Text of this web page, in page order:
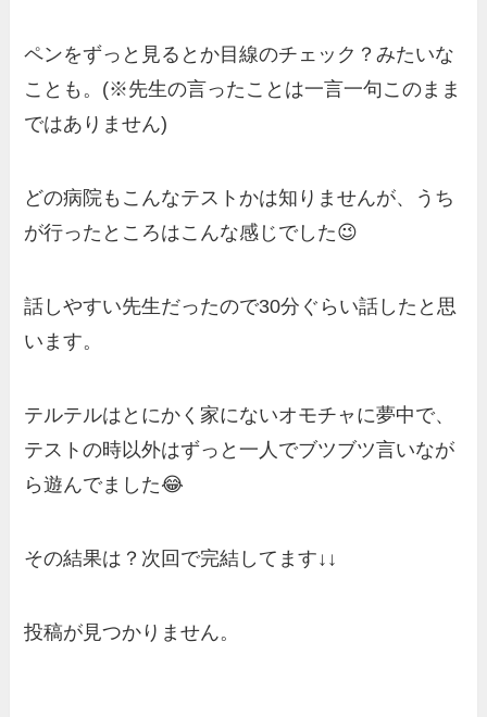
ペンをずっと見るとか目線のチェック？みたいな
ことも。(※先生の言ったことは一言一句このまま
ではありません)
どの病院もこんなテストかは知りませんが、うち
が行ったところはこんな感じでした😉
話しやすい先生だったので30分ぐらい話したと思
います。
テルテルはとにかく家にないオモチャに夢中で、
テストの時以外はずっと一人でブツブツ言いなが
ら遊んでました😂
その結果は？次回で完結してます↓↓
投稿が見つかりません。